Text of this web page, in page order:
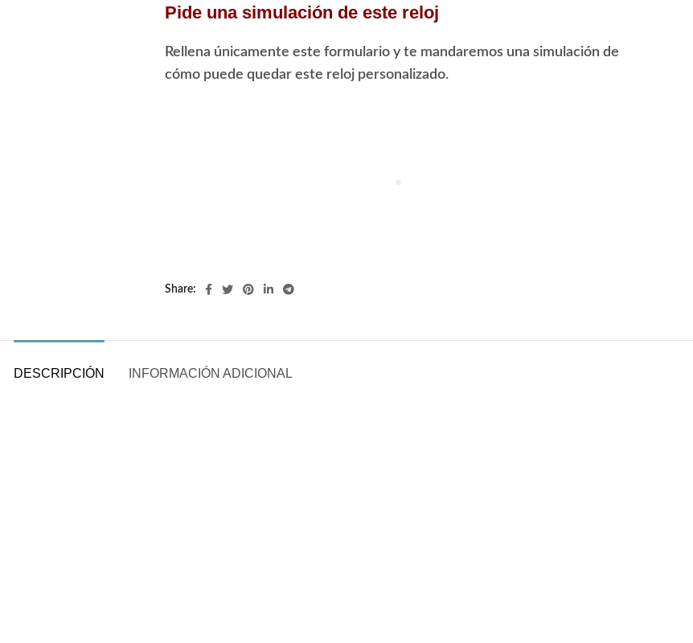
Pide una simulación de este reloj
Rellena únicamente este formulario y te mandaremos una simulación de
cómo puede quedar este reloj personalizado.
Share
DESCRIPCIÓN INFORMACIÓN ADICIONAL